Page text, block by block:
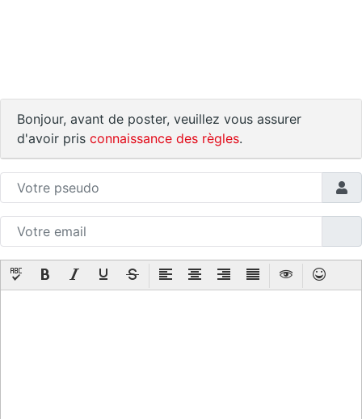
Bonjour, avant de poster, veuillez vous assurer
d'avoir pris connaissance des règles.